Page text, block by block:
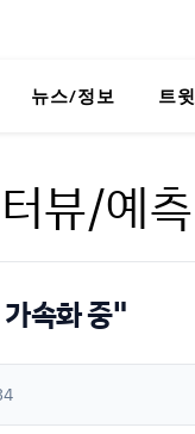
뉴스/정보 트윗
뷰/예측
속화 중"